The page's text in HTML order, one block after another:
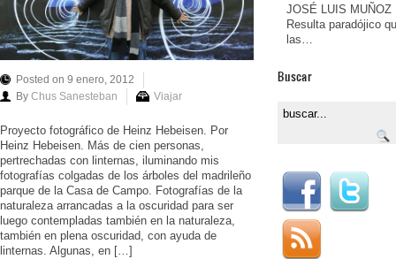
Posted on 9 enero, 2012
By Chus Sanesteban Viajar
Proyecto fotográfico de Heinz Hebeisen. Por
Heinz Hebeisen. Más de cien personas,
pertrechadas con linternas, iluminando mis
fotografías colgadas de los árboles del madrileño
parque de la Casa de Campo. Fotografías de la
naturaleza arrancadas a la oscuridad para ser
luego contempladas también en la naturaleza,
también en plena oscuridad, con ayuda de
linternas. Algunas, en […]
JOSÉ LUIS MUÑOZ
Resulta paradójico
las…
Buscar